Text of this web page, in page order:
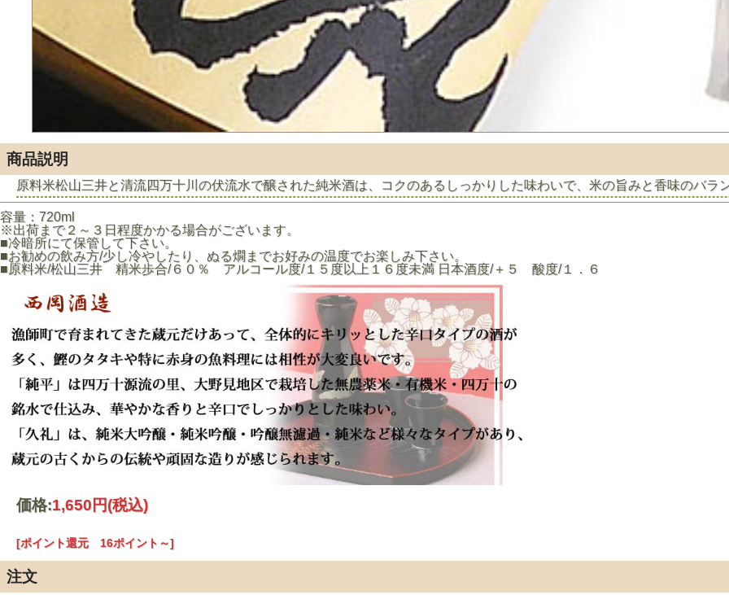
商品説明
原料米松山三井と清流四万十川の伏流水で醸された純米酒は、コクのあるしっかりした味わいで、米の旨みと香味のバラ
容量：720ml
※出荷まで２～３日程度かかる場合がございます。
■冷暗所にて保管して下さい。
■お勧めの飲み方/少し冷やしたり、ぬる燗までお好みの温度でお楽しみ下さい。
■原料米/松山三井 精米歩合/６０％ アルコール度/１５度以上１６度未満 日本酒度/＋５ 酸度/１．６
価格:1,650円(税込)
[ポイント還元 16ポイント～]
注文